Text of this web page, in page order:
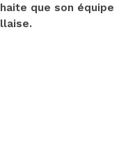
que son équipe